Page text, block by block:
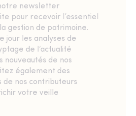
newsletter
pour recevoir l’essentiel
gestion de patrimoine.
jour les analyses de
de l’actualité
nouveautés de nos
également des
de nos contributeurs
votre veille